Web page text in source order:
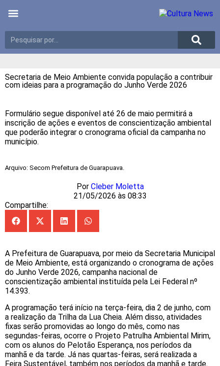
Secretaria de Meio Ambiente convida população a contribuir
com ideias para a programação do Junho Verde 2026
Formulário segue disponível até 26 de maio permitirá a
inscrição de ações e eventos de conscientização ambiental
que poderão integrar o cronograma oficial da campanha no
município.
Arquivo: Secom Prefeitura de Guarapuava.
Por Cleber Moletta
21/05/2026 às 08:33
Compartilhe:
A Prefeitura de Guarapuava, por meio da Secretaria Municipal
de Meio Ambiente, está organizando o cronograma de ações
do Junho Verde 2026, campanha nacional de
conscientização ambiental instituída pela Lei Federal nº
14.393.
A programação terá início na terça-feira, dia 2 de junho, com
a realização da Trilha da Lua Cheia. Além disso, atividades
fixas serão promovidas ao longo do mês, como nas
segundas-feiras, ocorre o Projeto Patrulha Ambiental Mirim,
com os alunos do Pelotão Esperança, nos períodos da
manhã e da tarde. Já nas quartas-feiras, será realizada a
Feira Sustentável, também nos períodos da manhã e tarde.